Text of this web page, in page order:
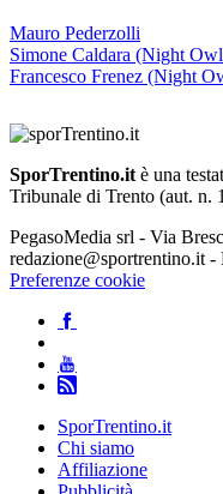
Mauro Pederzolli
Simone Caldara (Night
Francesco Frenez (Night
SporTrentino.it è una
Tribunale di Trento (aut. n.
PegasoMedia srl - Via
redazione@sportrentino.it -
Preferenze cookie
SporTrentino.it
Chi siamo
Affiliazione